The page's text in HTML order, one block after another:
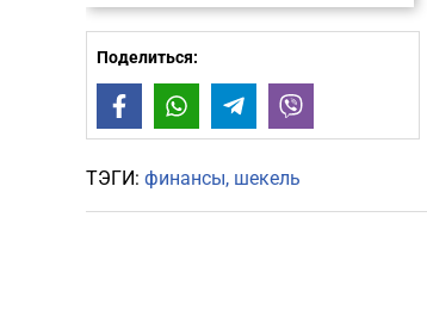
Поделиться:
FacebookWhatsAppTelegram
ТЭГИ: финансы шекель